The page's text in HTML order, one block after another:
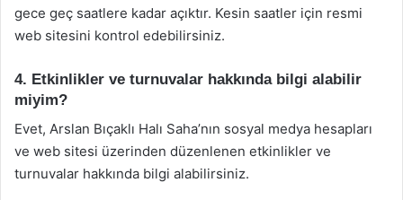
gece geç saatlere kadar açıktır. Kesin saatler için resmi
web sitesini kontrol edebilirsiniz.
4. Etkinlikler ve turnuvalar hakkında bilgi alabilir
miyim?
Evet, Arslan Bıçaklı Halı Saha’nın sosyal medya hesapları
ve web sitesi üzerinden düzenlenen etkinlikler ve
turnuvalar hakkında bilgi alabilirsiniz.